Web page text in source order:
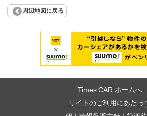
周辺地図に戻る
Times CAR ホームへ
サイトのご利用にあたっ